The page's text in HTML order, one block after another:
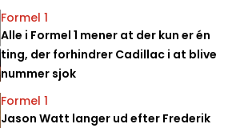
Formel 1
Alle i Formel 1 mener at der kun er én
ting, der forhindrer Cadillac i at blive
nummer sjok
Formel 1
Jason Watt langer ud efter Frederik